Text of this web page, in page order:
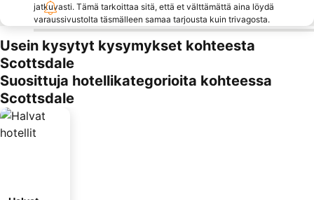
jatkuvasti. Tämä tarkoittaa sitä, että et välttämättä aina löydä
varaussivustolta täsmälleen samaa tarjousta kuin trivagosta.
Usein kysytyt kysymykset kohteesta
Scottsdale
Suosittuja hotellikategorioita kohteessa
Scottsdale